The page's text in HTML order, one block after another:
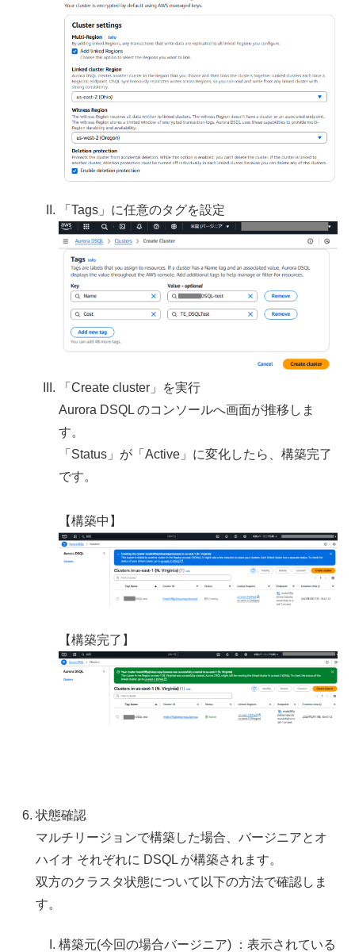
「Tags」に任意のタグを設定
「Create cluster」を実行
Aurora DSQL のコンソールへ画面が推移しま
す。
「Status」が「Active」に変化したら、構築完了
です。
【構築中】
【構築完了】
状態確認
マルチリージョンで構築した場合、バージニアとオ
ハイオ それぞれに DSQL が構築されます。
双方のクラスタ状態について以下の方法で確認しま
す。
構築元(今回の場合バージニア) ：表示されている